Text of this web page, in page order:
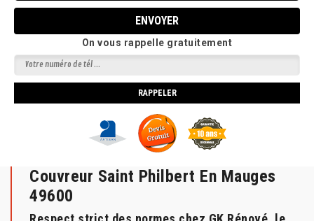
On vous rappelle gratuitement
Couvreur Saint Philbert En Mauges
49600